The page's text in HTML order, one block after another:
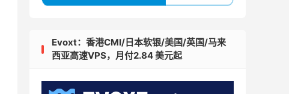
Evoxt：香港CMI/日本软银/美国/英国/马来
西亚高速VPS，月付2.84 美元起